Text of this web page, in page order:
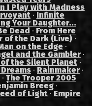
I Play with Madness
· Infinite
Your Daughter...
Dead · From Here
of the Dark (Live) ·
on the Edge ·
and the Gambler ·
the Silent Planet ·
· Rainmaker ·
· The Trooper 2005
Breeg ·
of Light·Empire